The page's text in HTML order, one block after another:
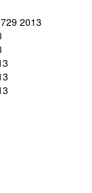
2013